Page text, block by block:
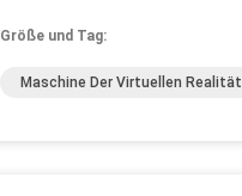
Größe und Tag:
Maschine Der Virtuellen Realität